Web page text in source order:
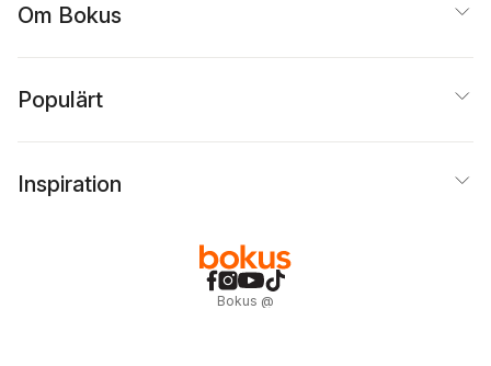
Om Bokus
Populärt
Inspiration
Bokus @